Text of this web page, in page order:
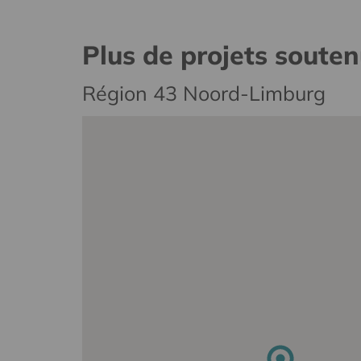
Plus de projets
Région 43 Noord-Limburg